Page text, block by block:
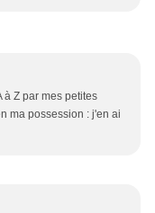
à Z par mes petites
ma possession : j'en ai